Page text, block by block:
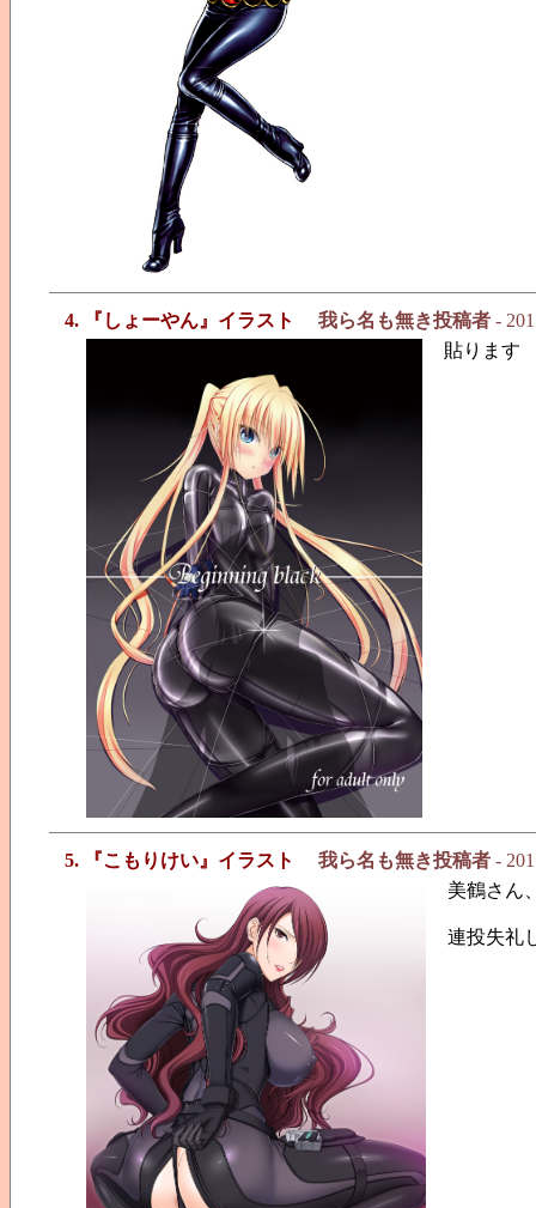
4. 『しょーやん』イラスト 我ら名も無き投稿者 -
貼ります
5. 『こもりけい』イラスト 我ら名も無き投稿者 -
美鶴さん
連投失礼